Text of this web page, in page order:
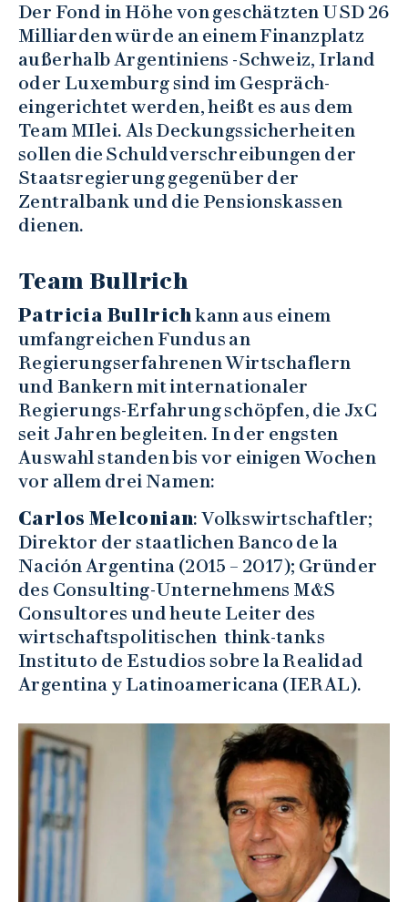
Der Fond in Höhe von geschätzten USD 26
Milliarden würde an einem Finanzplatz
außerhalb Argentiniens -Schweiz, Irland
oder Luxemburg sind im Gespräch-
eingerichtet werden, heißt es aus dem
Team MIlei. Als Deckungssicherheiten
sollen die Schuldverschreibungen der
Staatsregierung gegenüber der
Zentralbank und die Pensionskassen
dienen.
Team Bullrich
Patricia Bullrichkann aus einem
umfangreichen Fundus an
Regierungserfahrenen Wirtschaflern
und Bankern mit internationaler
Regierungs-Erfahrung schöpfen, die JxC
seit Jahren begleiten. In der engsten
Auswahl standen bis vor einigen Wochen
vor allem drei Namen:
Carlos Melconian: Volkswirtschaftler;
Direktor der staatlichen Banco de la
Nación Argentina (2015 – 2017); Gründer
des Consulting-Unternehmens M&S
Consultores und heute Leiter des
wirtschaftspolitischen think-tanks
Instituto de Estudios sobre la Realidad
Argentina y Latinoamericana (IERAL).